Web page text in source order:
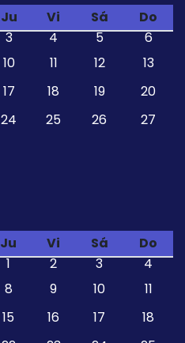
Ju Vi Sá
Do
3 4 5
6
10 11 12
13
17 18 19
20
24 25 26
27
Ju Vi Sá
Do
1
2 3
4
8 9 10
11
15 16 17
18